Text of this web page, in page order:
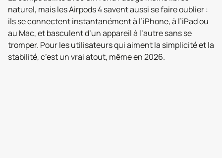
naturel, mais les Airpods 4 savent aussi se faire oublier :
ils se connectent instantanément à l’iPhone, à l’iPad ou
au Mac, et basculent d’un appareil à l’autre sans se
tromper. Pour les utilisateurs qui aiment la simplicité et la
stabilité, c’est un vrai atout, même en 2026.